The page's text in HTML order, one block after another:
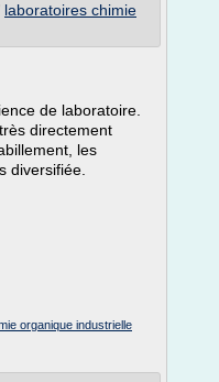
laboratoires chimie
de laboratoire.
directement
les
diversifiée.
organique industrielle